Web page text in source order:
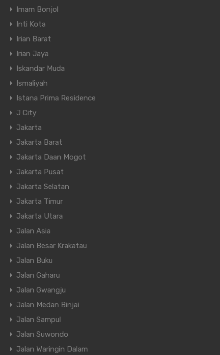
Imam Bonjol
Inti Kota
Irian Barat
Irian Jaya
Iskandar Muda
Ismaliyah
Istana Prima Residence
J City
Jakarta
Jakarta Barat
Jakarta Daan Mogot
Jakarta Pusat
Jakarta Selatan
Jakarta Timur
Jakarta Utara
Jalan Asia
Jalan Besar Krakatau
Jalan Buku
Jalan Gaharu
Jalan Gwangju
Jalan Medan Binjai
Jalan Sampul
Jalan Suwondo
Jalan Waringin Dalam